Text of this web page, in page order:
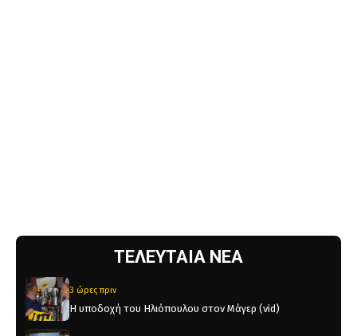
ΤΕΛΕΥΤΑΙΑ ΝΕΑ
3 ώρες πριν
Η υποδοχή του Ηλιόπουλου στον Μάγερ (vid)